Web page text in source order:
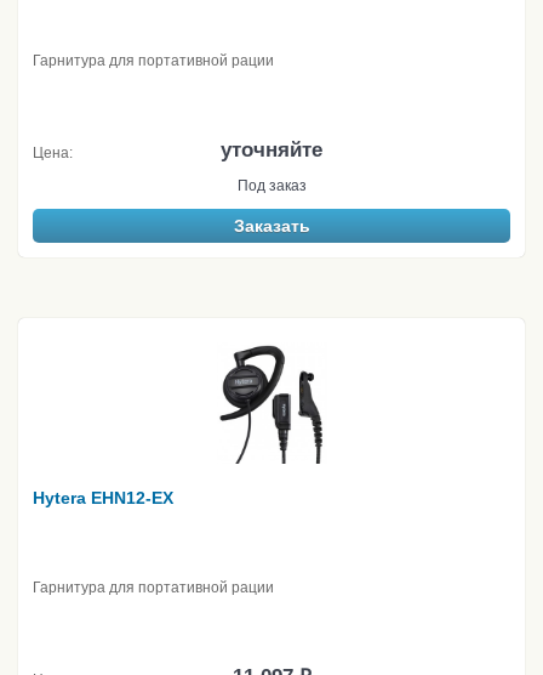
Гарнитура для портативной рации
Цена: уточняйте
Под заказ
Заказать
Hytera EHN12-EX
Гарнитура для портативной рации